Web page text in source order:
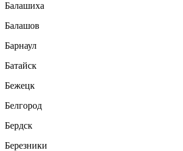
Балашиха
Балашов
Барнаул
Батайск
Бежецк
Белгород
Бердск
Березники